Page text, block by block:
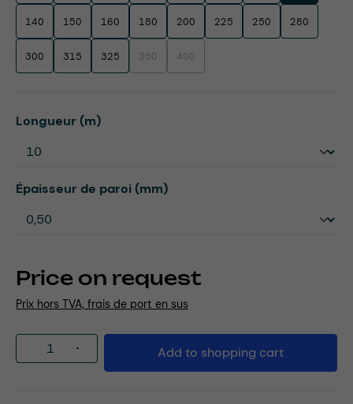
Price on request
Prix hors TVA, frais de port en sus
140 150 160 180 200 225 250 280
300 315 325 350(This option is currently unavailable.)
400(This option is currently unavailable.)
Select
Longueur (m)
Select
Épaisseur de paroi (mm)
Product Quantity: Enter the desired
Add to shopping cart